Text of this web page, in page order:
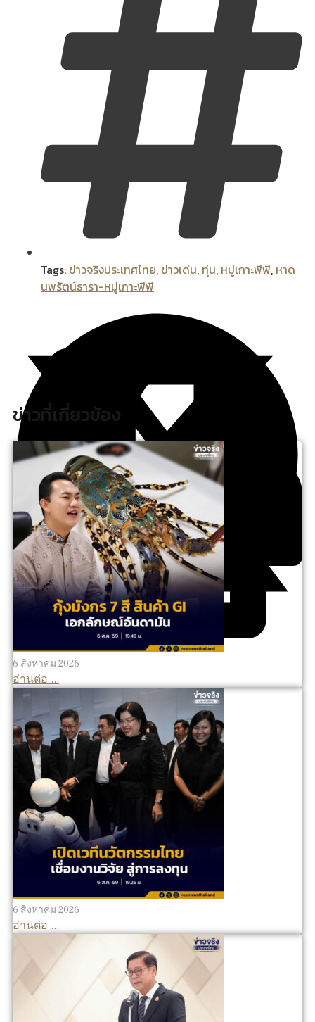
Tags: ข่าวจริงประเทศไทย, ข่าวเด่น, ทุ่น, หมู่เกาะพีพี, หาด
นพรัตน์ธารา-หมู่เกาะพีพี
ข่าวที่เกี่ยวข้อง
6 สิงหาคม 2026
อ่านต่อ ...
6 สิงหาคม 2026
อ่านต่อ ...